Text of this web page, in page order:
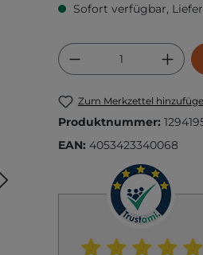
Sofort verfügbar,
Produkt
Zum Merkzettel
Produktnummer:
EAN: 4053423340068